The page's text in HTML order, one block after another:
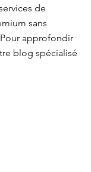
de
sans
approfondir
blog spécialisé